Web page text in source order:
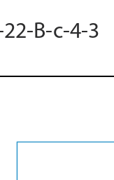
B-c-4-3